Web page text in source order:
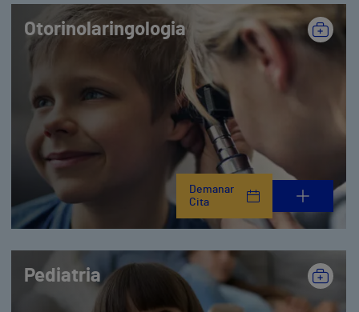
Otorinolaringologia
Demanar
Cita
Pediatria